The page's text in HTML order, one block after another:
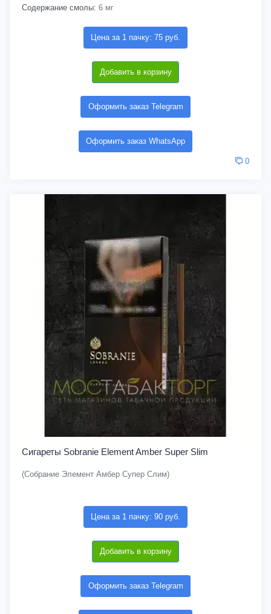
Содержание смолы: 6 мг
Цена за 1 пачку: 75 руб.
Добавить в корзину
Оформить заказ Telegram
Оформить заказ WhatsApp
0
Сигареты Sobranie Element Amber Super Slim
(Собрание Элемент Амбер Супер Слим)
Цена за 1 пачку: 90 руб.
Добавить в корзину
Оформить заказ Telegram